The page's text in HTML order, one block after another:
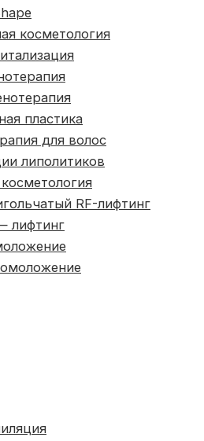
косметология
пластика
для волос
липолитиков
RF-лифтинг
лифтинг